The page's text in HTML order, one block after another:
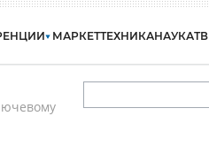
МАРКЕТТЕХНИКАНАУКАТВ